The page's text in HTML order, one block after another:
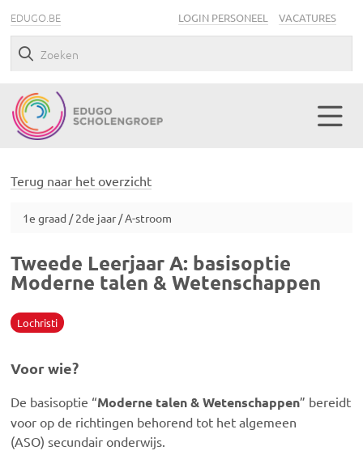
EDUGO.BE LOGIN PERSONEEL VACATURES
Terug naar het overzicht
1e graad / 2de jaar / A-stroom
Tweede Leerjaar A: basisoptie
Moderne talen & Wetenschappen
Lochristi
Voor wie?
De basisoptie “Moderne talen & Wetenschappen” bereidt
voor op de richtingen behorend tot het algemeen
(ASO) secundair onderwijs.